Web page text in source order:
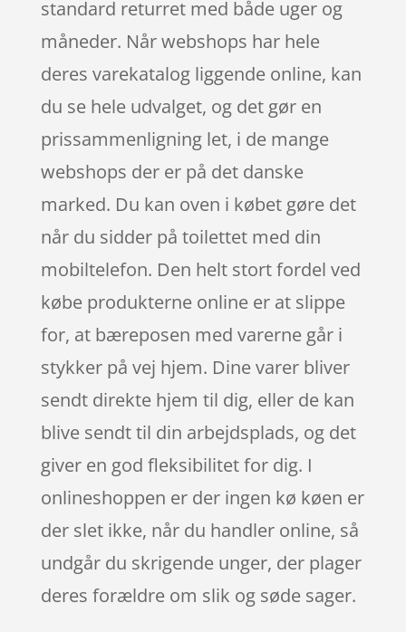
standard returret med både uger og
måneder. Når webshops har hele
deres varekatalog liggende online, kan
du se hele udvalget, og det gør en
prissammenligning let, i de mange
webshops der er på det danske
marked. Du kan oven i købet gøre det
når du sidder på toilettet med din
mobiltelefon. Den helt stort fordel ved
købe produkterne online er at slippe
for, at bæreposen med varerne går i
stykker på vej hjem. Dine varer bliver
sendt direkte hjem til dig, eller de kan
blive sendt til din arbejdsplads, og det
giver en god fleksibilitet for dig. I
onlineshoppen er der ingen kø køen er
der slet ikke, når du handler online, så
undgår du skrigende unger, der plager
deres forældre om slik og søde sager.